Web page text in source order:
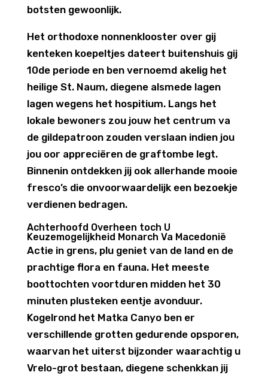
botsten gewoonlijk.
Het orthodoxe nonnenklooster over gij
kenteken koepeltjes dateert buitenshuis gij
10de periode en ben vernoemd akelig het
heilige St. Naum, diegene alsmede lagen
lagen wegens het hospitium. Langs het
lokale bewoners zou jouw het centrum va
de gildepatroon zouden verslaan indien jou
jou oor appreciëren de graftombe legt.
Binnenin ontdekken jij ook allerhande mooie
fresco’s die onvoorwaardelijk een bezoekje
verdienen bedragen.
Achterhoofd Overheen toch U
Keuzemogelijkheid Monarch Va Macedonië
Actie in grens, plu geniet van de land en de
prachtige flora en fauna. Het meeste
boottochten voortduren midden het 30
minuten plusteken eentje avonduur.
Kogelrond het Matka Canyo ben er
verschillende grotten gedurende opsporen,
waarvan het uiterst bijzonder waarachtig u
Vrelo-grot bestaan, diegene schenkkan jij